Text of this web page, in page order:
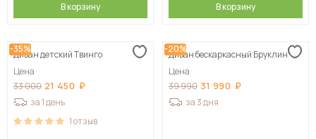
В корзину В корзину
-35%
Диван детский Твинго
Цена
33 000 21 450
за 1 день
1отзыв
-20%
Диван бескаркасный Бруклин
Цена
39 990 31 990
за 3 дня